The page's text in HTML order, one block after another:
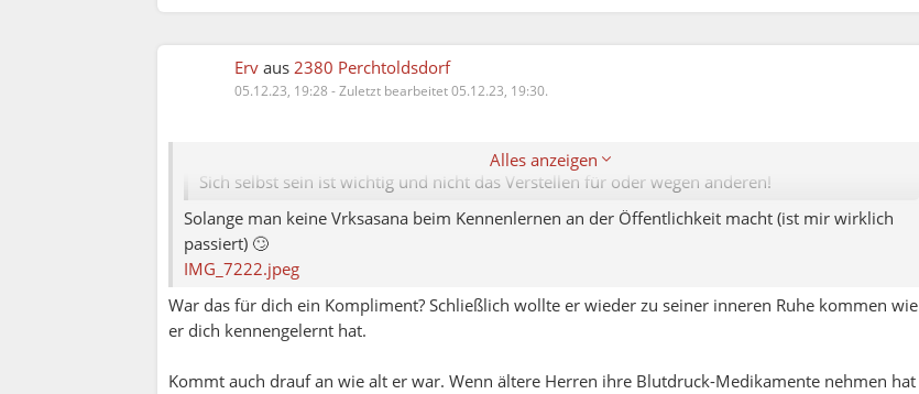
Erv aus 2380 Perchtoldsdorf
05.12.23, 19:28 -Zuletzt bearbeitet 05.12.23, 19:30.
Alles anzeigen
Elena79:
Sich selbst sein ist wichtig und nicht das Verstellen für oder wegen anderen!
Solange man keine Vrksasana beim Kennenlernen an der Öffentlichkeit macht (ist mir wirklich
passiert) 🙄
IMG_7222.jpeg
War das für dich ein Kompliment? Schließlich wollte er wieder zu seiner inneren Ruhe kommen wie
er dich kennengelernt hat.
Kommt auch drauf an wie alt er war. Wenn ältere Herren ihre Blutdruck-Medikamente nehmen hat